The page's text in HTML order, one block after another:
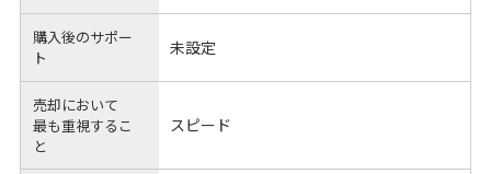
購入後のサポー
ト
未設定
売却において
最も重視するこ
と
スピード